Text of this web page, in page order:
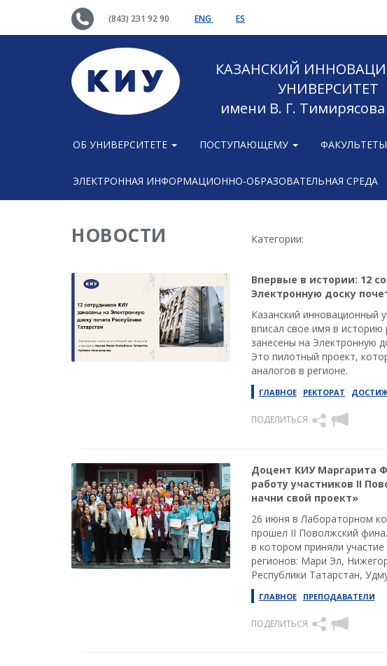
(843) 231 92 90 ENG ES
КАЗАНСКИЙ
УНИВЕРСИТЕТ
имени В. Г.
ОБ УНИВЕРСИТЕТЕ ПОСТУПАЮЩЕМУ ФАКУЛЬТЕТЫ
ЭЛЕКТРОННАЯ ИНФОРМАЦИОННО-ОБРАЗОВАТЕЛЬНАЯ СРЕДА
НОВОСТИ Категории:
Впервые в истории: 12
Электронную доску
Казанский инновационный
вписал свое имя в историю
занесены на Электронную
Это пилотный проект,
аналогов в регионе.
ГЛАВНОЕ РЕКТОРАТ
ПОДЕЛИТЬСЯ
Доцент КИУ Маргарита
работу участников II
начни свой проект»
26 июня в Лабораторном
прошел II Поволжский
в котором приняли
регионов: Мари Эл,
Республики Татарстан,
ГЛАВНОЕ ПРЕПОДАВАТЕЛИ
ПОДЕЛИТЬСЯ